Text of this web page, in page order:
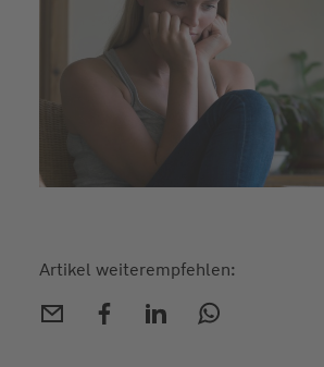
Artikel weiterempfehlen: